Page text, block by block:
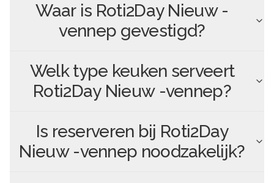
Waar is Roti2Day Nieuw -
vennep gevestigd?
Welk type keuken serveert
Roti2Day Nieuw -vennep?
Is reserveren bij Roti2Day
Nieuw -vennep noodzakelijk?